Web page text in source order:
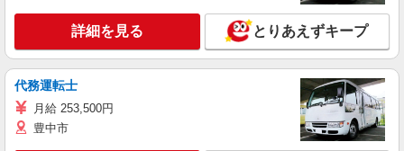
詳細を見る とりあえずキープ
代務運転士
月給 253,500円
豊中市